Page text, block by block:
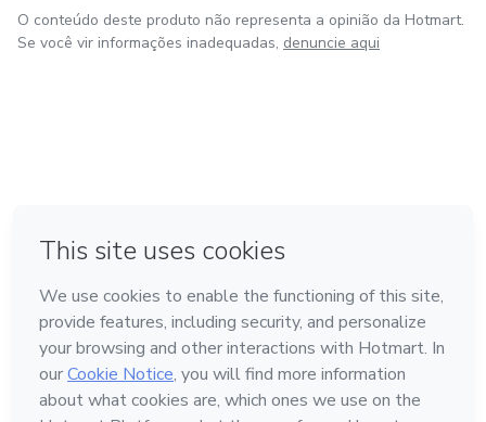
O conteúdo deste produto não representa a opinião da Hotmart.
Se você vir informações inadequadas, denuncie aqui
Feito com ❤ em Bogotá
Conheça a Hotmart